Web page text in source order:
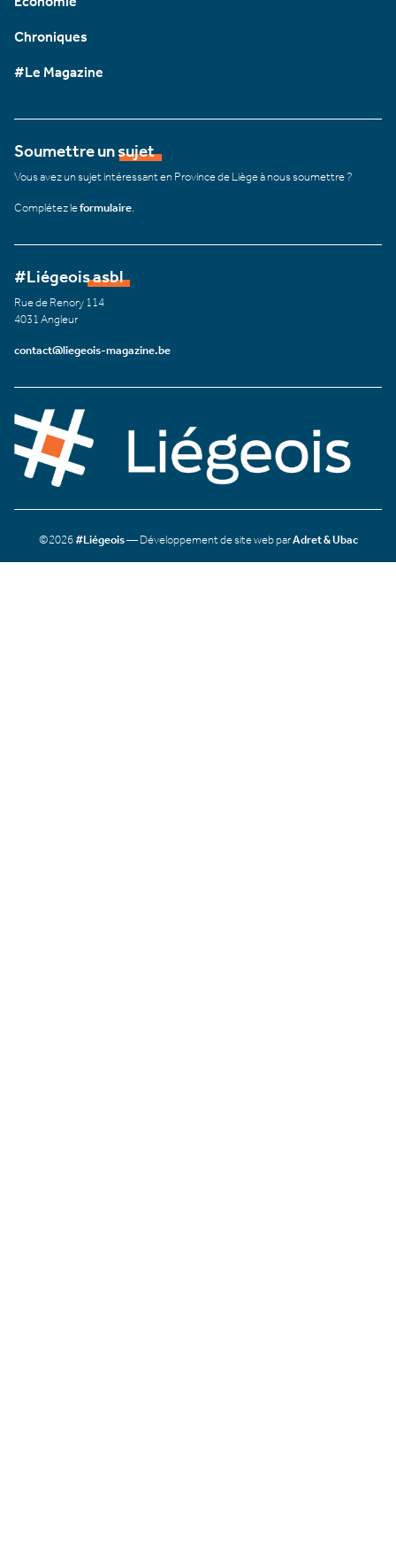
Chroniques
#Le Magazine
Soumettre un sujet
Vous avez un sujet intéressant en Province de Liège à nous soumettre ?
Complétez leformulaire
#Liégeois asbl
Rue de Renory 114
4031 Angleur
contact@liegeois-magazine.be
©2026#Liégeois— Développement de site web parAdret & Ubac